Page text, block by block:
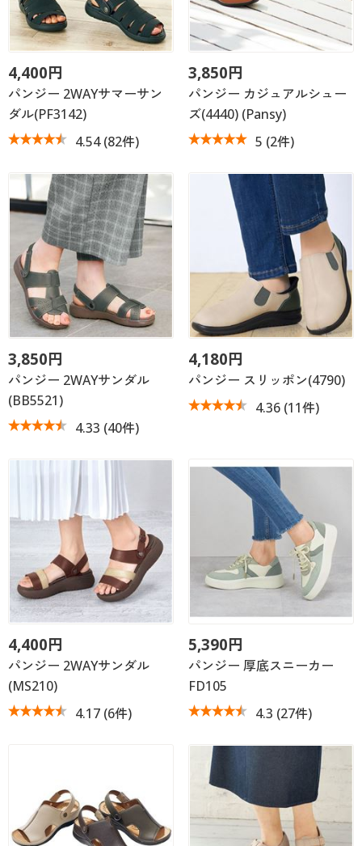
4,400円
パンジー 2WAYサマーサン
ダル(PF3142)
4.54(82件)
3,850円
パンジー カジュアルシュー
ズ(4440) (Pansy)
5 (2件)
3,850円
パンジー 2WAYサンダル
(BB5521)
4.33 (40件)
4,180円
パンジー スリッポン(4790)
4.36(11件)
4,400円
パンジー 2WAYサンダル
(MS210)
4.17 (6件)
5,390円
パンジー 厚底スニーカー
FD105
4.3 (27件)